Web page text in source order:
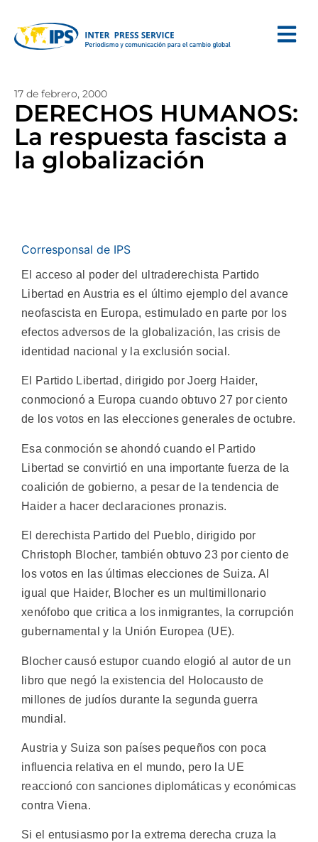
17 de febrero, 2000
DERECHOS HUMANOS:
La respuesta fascista a
la globalización
Corresponsal de IPS
El acceso al poder del ultraderechista Partido
Libertad en Austria es el último ejemplo del avance
neofascista en Europa, estimulado en parte por los
efectos adversos de la globalización, las crisis de
identidad nacional y la exclusión social.
El Partido Libertad, dirigido por Joerg Haider,
conmocionó a Europa cuando obtuvo 27 por ciento
de los votos en las elecciones generales de octubre.
Esa conmoción se ahondó cuando el Partido
Libertad se convirtió en una importante fuerza de la
coalición de gobierno, a pesar de la tendencia de
Haider a hacer declaraciones pronazis.
El derechista Partido del Pueblo, dirigido por
Christoph Blocher, también obtuvo 23 por ciento de
los votos en las últimas elecciones de Suiza. Al
igual que Haider, Blocher es un multimillonario
xenófobo que critica a los inmigrantes, la corrupción
gubernamental y la Unión Europea (UE).
Blocher causó estupor cuando elogió al autor de un
libro que negó la existencia del Holocausto de
millones de judíos durante la segunda guerra
mundial.
Austria y Suiza son países pequeños con poca
influencia relativa en el mundo, pero la UE
reaccionó con sanciones diplomáticas y económicas
contra Viena.
Si el entusiasmo por la extrema derecha cruza la